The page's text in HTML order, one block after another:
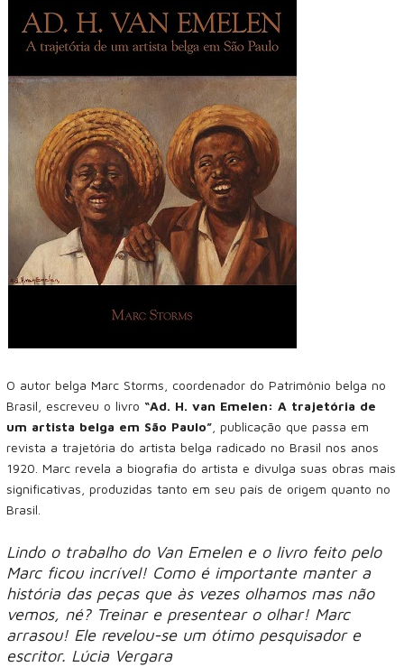
O autor belga Marc Storms, coordenador do Patrimônio belga no
Brasil, escreveu o livro “Ad. H. van Emelen: A trajetória de
um artista belga em São Paulo” , publicação que passa em
revista a trajetória do artista belga radicado no Brasil nos anos
1920. Marc revela a biografia do artista e divulga suas obras mais
significativas, produzidas tanto em seu país de origem quanto no
Brasil.
Lindo o trabalho do Van Emelen e o livro feito pelo
Marc ficou incrível! Como é importante manter a
história das peças que às vezes olhamos mas não
vemos, né? Treinar e presentear o olhar! Marc
arrasou! Ele revelou-se um ótimo pesquisador e
escritor. Lúcia Vergara